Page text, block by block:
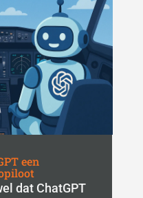
een
dat ChatGPT